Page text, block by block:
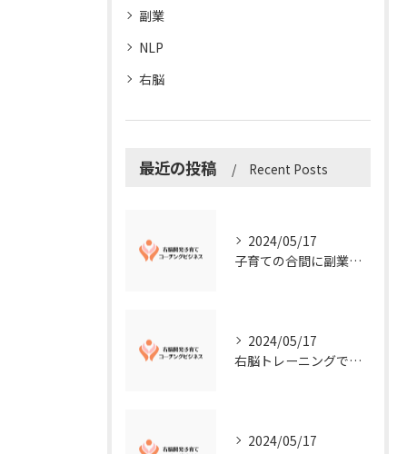
副業
NLP
右脳
最近の投稿 Recent Posts
2024/05/17
子育ての合間に副業コーチングで収入アップ！右脳開発子育てコーチングビジネスの可能性とは？
2024/05/17
右脳トレーニングで視覚的センスを磨こう！
2024/05/17